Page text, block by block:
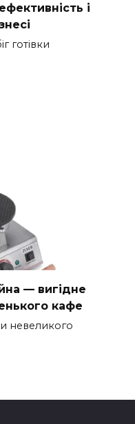
і
готівки
— вигідне
кафе
невеликого